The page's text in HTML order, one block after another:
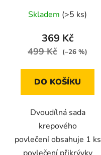
světle šedé s zeleným a
modrým potiskem listů
Skladem (>5 ks)
369 Kč
499 Kč (–26 %)
DO KOŠÍKU
Dvoudílná sada
krepového
povlečení obsahuje 1 ks